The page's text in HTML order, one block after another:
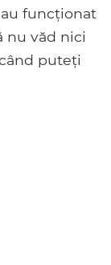
funcționat
nu văd nici
puteți